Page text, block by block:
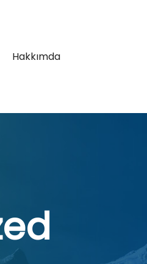
Hakkımda